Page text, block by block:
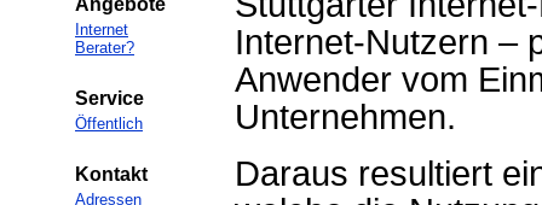
Angebote
Internet
Berater?
Service
Öffentlich
Kontakt
Adressen
Internet-Nutzern –
Anwender vom
Unternehmen.
Daraus resultiert